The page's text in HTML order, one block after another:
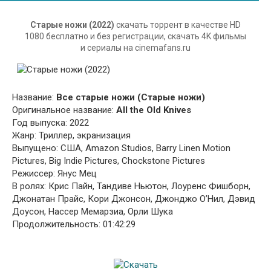
Старые ножи (2022) скачать торрент в качестве HD
1080 бесплатно и без регистрации, скачать 4K фильмы
и сериалы на cinemafans.ru
Название: Все старые ножи (Старые ножи)
Оригинальное название: All the Old Knives
Год выпуска: 2022
Жанр: Триллер, экранизация
Выпущено: США, Amazon Studios, Barry Linen Motion
Pictures, Big Indie Pictures, Chockstone Pictures
Режиссер: Янус Мец
В ролях: Крис Пайн, Тандиве Ньютон, Лоуренс Фишборн,
Джонатан Прайс, Кори Джонсон, Джонджо О’Нил, Дэвид
Доусон, Нассер Мемарзиа, Орли Шука
Продолжительность: 01:42:29